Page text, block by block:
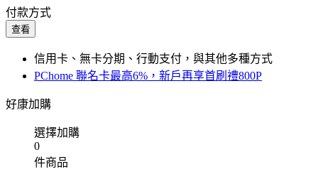
付款方式
查看
信用卡、無卡分期、行動支付，與其他多種方式
PChome 聯名卡最高6%，新戶再享首刷禮800P
好康加購
選擇加購
0
件商品